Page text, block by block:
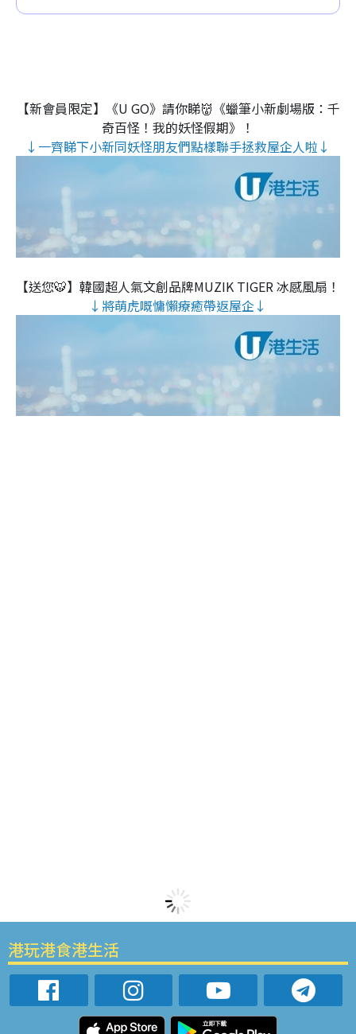
【新會員限定】《U GO》請你睇👹《蠟筆小新劇場版：千
奇百怪！我的妖怪假期》！
↓一齊睇下小新同妖怪朋友們點樣聯手拯救屋企人啦↓
【送您🐯】韓國超人氣文創品牌MUZIK TIGER 冰感風扇！
↓將萌虎嘅慵懶療癒帶返屋企↓
港玩港食港生活